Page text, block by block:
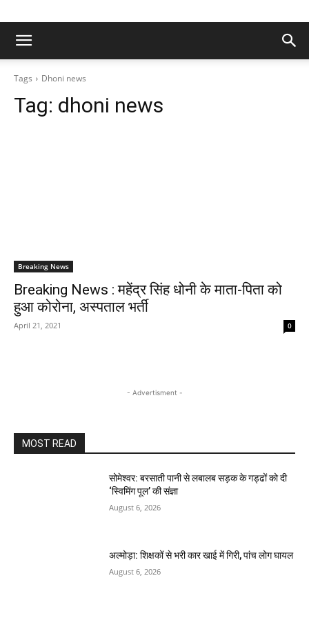
Tags Dhoni news
Tag: dhoni news
Breaking News
Breaking News : महेंद्र सिंह धोनी के माता-पिता को
हुआ कोरोना, अस्पताल भर्ती
April 21, 2021 0
- Advertisment -
MOST READ
सोमेश्वर: बरसाती पानी से लबालब सड़क के गड्ढों को दी
‘स्विमिंग पूल’ की संज्ञा
August 6, 2026
अल्मोड़ा: शिक्षकों से भरी कार खाई में गिरी, पांच लोग घायल
August 6, 2026